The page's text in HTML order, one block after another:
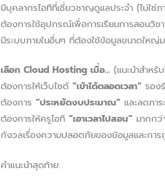
มีบุคลากรไอทีที่เชี่ยวชาญดูแลประจำ (ไม่ใช่
ต้องการใช้อุปกรณ์เพื่อการเรียนการสอนวิช
มีระบบภายในอื่นๆ ที่ต้องใช้ข้อมูลขนาดใหญ่ม
เลือก Cloud Hosting เมื่อ… (แนะนำสำหรั
ต้องการให้เว็บไซต์“เข้าได้ตลอดเวลา” รอง
ต้องการ“ประหยัดงบประมาณ” และลดภา
ต้องการให้ครูไอที“เอาเวลาไปสอน” มากก
กังวลเรื่องความปลอดภัยของข้อมูลและกา
คำแนะนำสุดท้าย: